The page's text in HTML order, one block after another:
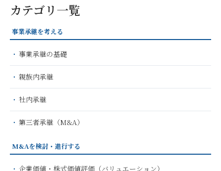
カテゴリ一覧
事業承継を考える
事業承継の基礎
親族内承継
社内承継
第三者承継（M&A）
M&Aを検討・進行する
企業価値・株式価値評価（バリュエーション）